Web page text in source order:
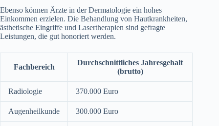
Ebenso können Ärzte in der Dermatologie ein hohes
Einkommen erzielen. Die Behandlung von Hautkrankheiten,
ästhetische Eingriffe und Lasertherapien sind gefragte
Leistungen, die gut honoriert werden.
Fachbereich
Durchschnittliches Jahresgehalt
(brutto)
Radiologie 370.000 Euro
Augenheilkunde 300.000 Euro